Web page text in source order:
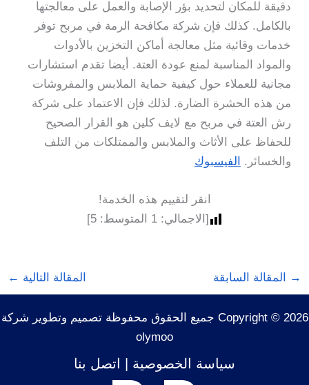
دقيقة للمكان لتحديد بؤر الإصابة والعمل على معالجتها
بالكامل. كذلك فإن شركة مكافحة الرمة في مربح توفر
خدمات وقائية مثل معالجة أماكن التخزين بالأدوات
والمواد المناسبة لمنع عودة العتة. أيضا تقدم استشارات
مجانية للعملاء حول كيفية حماية الملابس والمفروشات
من هذه الحشرة الضارة. لذلك فإن الاعتماد على شركة
رش العتة في مربح مع لايف كلين هو القرار الصحيح
للحفاظ على الأثاث والملابس والممتلكات من التلف
والخسائر.
الفيسبوك
انقر لتقييم هذه الخدمة!
[الاجمالي:1 المتوسط:5
]
→ المقالة السابقة المقالة التالية ←
Copyright © 2026 جميع الحقوق محفوظة تصميم وتطوير شركة
olymoo
سياسة الخصوصية اتصل بنا